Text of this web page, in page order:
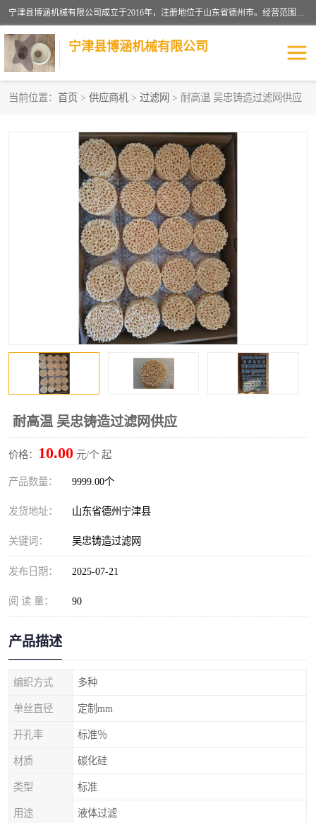
宁津县博涵机械有限公司成立于2016年，注册地位于山东省德州市。经营范围包括：机械设备研发、生产及销售，铸造用造型材料生产、销售，玻璃纤维及制品制造、销售，汽车零配件零售，机械零件、零部件加工，机械零件、零部件销售等；主要产品有：纤维过滤网,陶瓷过滤器,泡沫陶瓷过滤器,耐高温纤维过滤器,铸铁过滤器,铸铜过滤网,铸铝过滤网,铝轮毂过滤网,高效过滤网,高效陶瓷过滤网,高效纤维过滤网。
宁津县博涵机械有限公司
当前位置： 首页 > 供应商机 > 过滤网 > 耐高温 吴忠铸造过滤网供应
耐高温 吴忠铸造过滤网供应
价格： 10.00 元/个 起
产品数量： 9999.00个
发货地址： 山东省德州宁津县
关键词： 吴忠铸造过滤网
发布日期： 2025-07-21
阅 读 量： 90
产品描述
编织方式 多种
单丝直径 定制mm
开孔率 标准％
材质 碳化硅
类型 标准
用途 液体过滤
挡渣棉
避脏网